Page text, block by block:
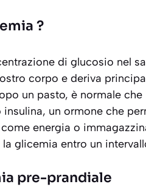
?
di glucosio nel
corpo e deriva
un pasto, è normale
un ormone che
energia o
glicemia entro un
pre-prandiale